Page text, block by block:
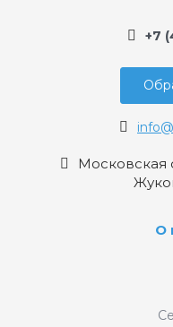
+7
Московская
О